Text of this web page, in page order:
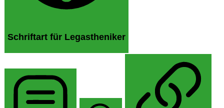
Schriftart für Legastheniker